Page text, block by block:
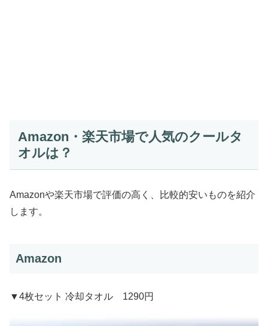
Amazon・楽天市場で人気のクールタ
オルは？
Amazonや楽天市場で評価の高く、比較的安いものを紹介
します。
Amazon
▼4枚セット 冷却タオル 1290円